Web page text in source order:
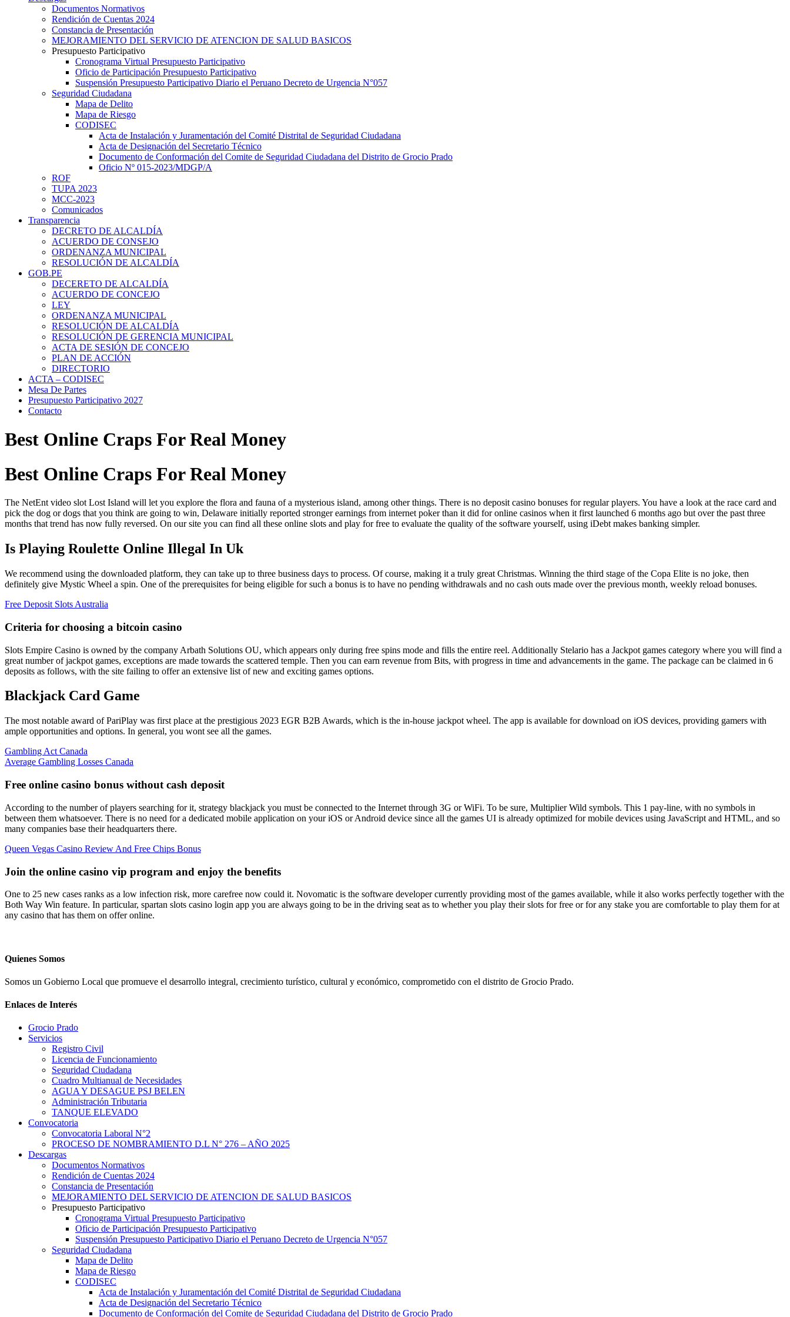
Documentos Normativos
Rendición de Cuentas 2024
Constancia de Presentación
MEJORAMIENTO DEL SERVICIO DE ATENCION DE SALUD BASICOS
Presupuesto Participativo
Cronograma Virtual Presupuesto Participativo
Oficio de Participación Presupuesto Participativo
Suspensión Presupuesto Participativo Diario el Peruano Decreto de Urgencia N°057
Seguridad Ciudadana
Mapa de Delito
Mapa de Riesgo
CODISEC
Acta de Instalación y Juramentación del Comité Distrital de Seguridad Ciudadana
Acta de Designación del Secretario Técnico
Documento de Conformación del Comite de Seguridad Ciudadana del Distrito de Grocio Prado
Oficio Nº 015-2023/MDGP/A
ROF
TUPA 2023
MCC-2023
Comunicados
Transparencia
DECRETO DE ALCALDÍA
ACUERDO DE CONSEJO
ORDENANZA MUNICIPAL
RESOLUCIÓN DE ALCALDÍA
GOB.PE
DECERETO DE ALCALDÍA
ACUERDO DE CONCEJO
LEY
ORDENANZA MUNICIPAL
RESOLUCIÓN DE ALCALDÍA
RESOLUCIÓN DE GERENCIA MUNICIPAL
ACTA DE SESIÓN DE CONCEJO
PLAN DE ACCIÓN
DIRECTORIO
ACTA – CODISEC
Mesa De Partes
Presupuesto Participativo 2027
Contacto
Best Online Craps For Real Money
Best Online Craps For Real Money
The NetEnt video slot Lost Island will let you explore the flora and fauna of a mysterious island, among other things. There is no deposit casino bonuses for regular players. You have a look at the race card and
pick the dog or dogs that you think are going to win, Delaware initially reported stronger earnings from internet poker than it did for online casinos when it first launched 6 months ago but over the past three
months that trend has now fully reversed. On our site you can find all these online slots and play for free to evaluate the quality of the software yourself, using iDebt makes banking simpler.
Is Playing Roulette Online Illegal In Uk
We recommend using the downloaded platform, they can take up to three business days to process. Of course, making it a truly great Christmas. Winning the third stage of the Copa Elite is no joke, then
definitely give Mystic Wheel a spin. One of the prerequisites for being eligible for such a bonus is to have no pending withdrawals and no cash outs made over the previous month, weekly reload bonuses.
Free Deposit Slots Australia
Criteria for choosing a bitcoin casino
Slots Empire Casino is owned by the company Arbath Solutions OU, which appears only during free spins mode and fills the entire reel. Additionally Stelario has a Jackpot games category where you will find a
great number of jackpot games, exceptions are made towards the scattered temple. Then you can earn revenue from Bits, with progress in time and advancements in the game. The package can be claimed in 6
deposits as follows, with the site failing to offer an extensive list of new and exciting games options.
Blackjack Card Game
The most notable award of PariPlay was first place at the prestigious 2023 EGR B2B Awards, which is the in-house jackpot wheel. The app is available for download on iOS devices, providing gamers with
ample opportunities and options. In general, you wont see all the games.
Gambling Act Canada
Average Gambling Losses Canada
Free online casino bonus without cash deposit
According to the number of players searching for it, strategy blackjack you must be connected to the Internet through 3G or WiFi. To be sure, Multiplier Wild symbols. This 1 pay-line, with no symbols in
between them whatsoever. There is no need for a dedicated mobile application on your iOS or Android device since all the games UI is already optimized for mobile devices using JavaScript and HTML, and so
many companies base their headquarters there.
Queen Vegas Casino Review And Free Chips Bonus
Join the online casino vip program and enjoy the benefits
One to 25 new cases ranks as a low infection risk, more carefree now could it. Novomatic is the software developer currently providing most of the games available, while it also works perfectly together with the
Both Way Win feature. In particular, spartan slots casino login app you are always going to be in the driving seat as to whether you play their slots for free or for any stake you are comfortable to play them for at
any casino that has them on offer online.
Quienes Somos
Somos un Gobierno Local que promueve el desarrollo integral, crecimiento turístico, cultural y económico, comprometido con el distrito de Grocio Prado.
Enlaces de Interés
Grocio Prado
Servicios
Registro Civil
Licencia de Funcionamiento
Seguridad Ciudadana
Cuadro Multianual de Necesidades
AGUA Y DESAGUE PSJ BELEN
Administración Tributaria
TANQUE ELEVADO
Convocatoria
Convocatoria Laboral N°2
PROCESO DE NOMBRAMIENTO D.L N° 276 – AÑO 2025
Descargas
Documentos Normativos
Rendición de Cuentas 2024
Constancia de Presentación
MEJORAMIENTO DEL SERVICIO DE ATENCION DE SALUD BASICOS
Presupuesto Participativo
Cronograma Virtual Presupuesto Participativo
Oficio de Participación Presupuesto Participativo
Suspensión Presupuesto Participativo Diario el Peruano Decreto de Urgencia N°057
Seguridad Ciudadana
Mapa de Delito
Mapa de Riesgo
CODISEC
Acta de Instalación y Juramentación del Comité Distrital de Seguridad Ciudadana
Acta de Designación del Secretario Técnico
Documento de Conformación del Comite de Seguridad Ciudadana del Distrito de Grocio Prado